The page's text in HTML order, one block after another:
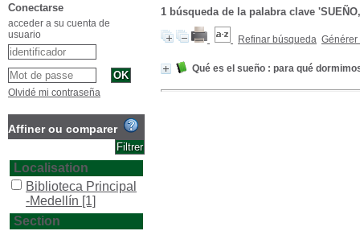
1 búsqueda de la palabra clave
Refinar búsqueda Générer
Qué es el sueño : para qué
Conectarse
acceder a su cuenta de
usuario
Olvidé mi contraseña
Affiner ou comparer
Localisation
Biblioteca Principal
-Medellín [1]
Section